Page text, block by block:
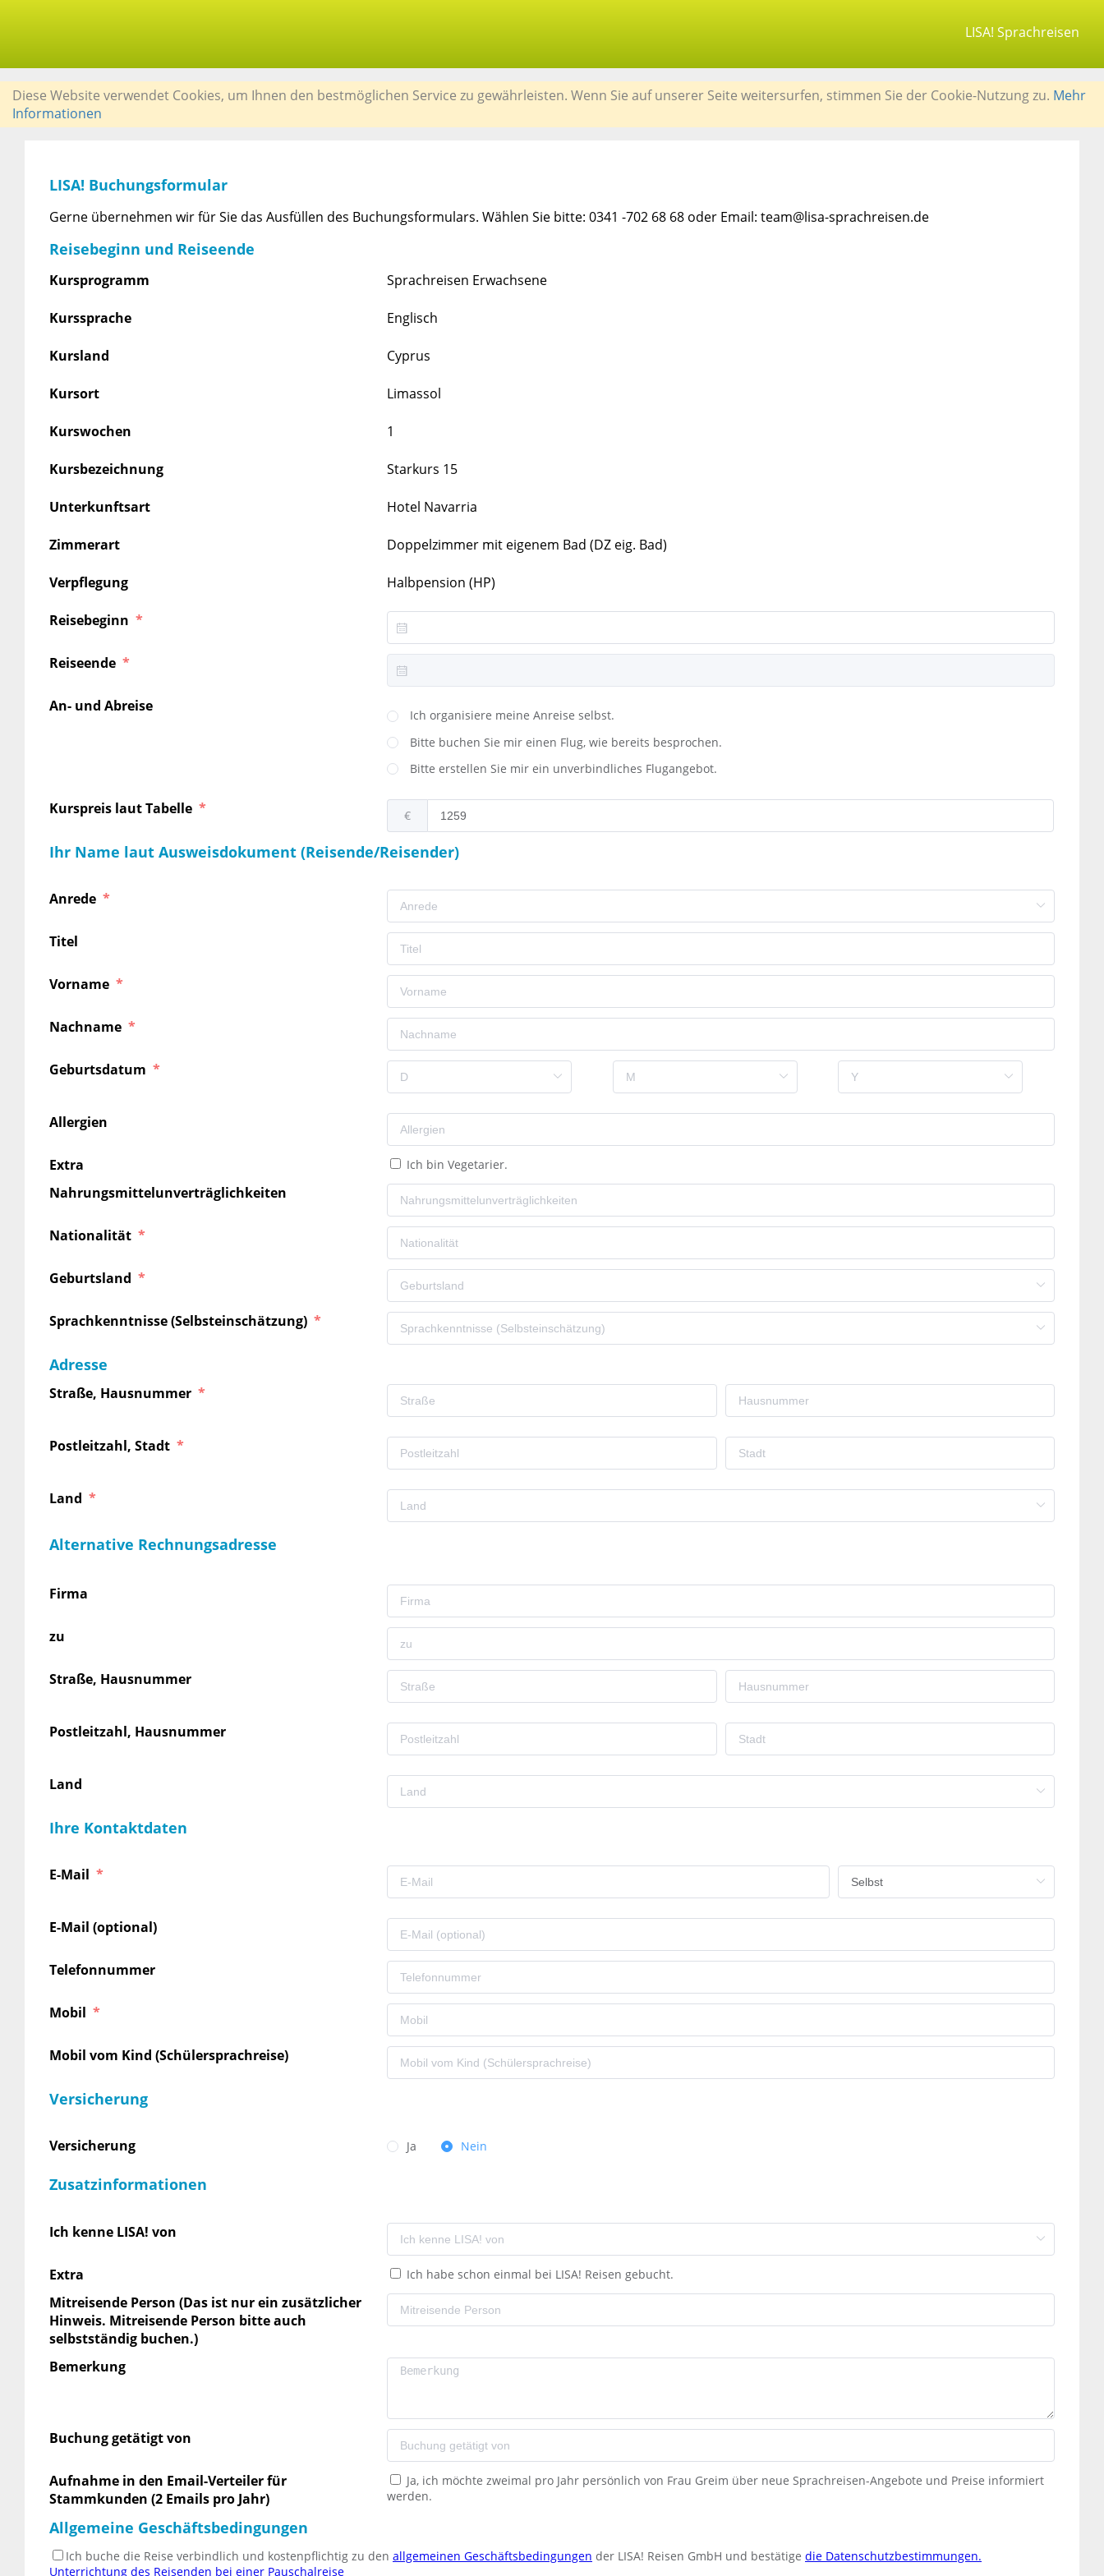
LISA! Sprachreisen
Diese Website verwendet Cookies, um Ihnen den bestmöglichen Service zu gewährleisten. Wenn Sie auf unserer Seite weitersurfen, stimmen Sie der Cookie-Nutzung zu. Mehr
Informationen
LISA! Buchungsformular
Gerne übernehmen wir für Sie das Ausfüllen des Buchungsformulars. Wählen Sie bitte: 0341 -702 68 68 oder Email: team@lisa-sprachreisen.de
Reisebeginn und Reiseende
Kursprogramm Sprachreisen Erwachsene
Kurssprache Englisch
Kursland Cyprus
Kursort Limassol
Kurswochen 1
Kursbezeichnung Starkurs 15
Unterkunftsart Hotel Navarria
Zimmerart Doppelzimmer mit eigenem Bad (DZ eig. Bad)
Verpflegung Halbpension (HP)
Reisebeginn
Reiseende
An- und Abreise
Ich organisiere meine Anreise selbst.
Bitte buchen Sie mir einen Flug, wie bereits besprochen.
Bitte erstellen Sie mir ein unverbindliches Flugangebot.
Kurspreis laut Tabelle €
Ihr Name laut Ausweisdokument (Reisende/Reisender)
Anrede
Titel
Vorname
Nachname
Geburtsdatum
Allergien
Extra Ich bin Vegetarier.
Nahrungsmittelunverträglichkeiten
Nationalität
Geburtsland
Sprachkenntnisse (Selbsteinschätzung)
Adresse
Straße, Hausnummer
Postleitzahl, Stadt
Land
Alternative Rechnungsadresse
Firma
zu
Straße, Hausnummer
Postleitzahl, Hausnummer
Land
Ihre Kontaktdaten
E-Mail
E-Mail (optional)
Telefonnummer
Mobil
Mobil vom Kind (Schülersprachreise)
Versicherung
Versicherung Ja Nein
Zusatzinformationen
Ich kenne LISA! von
Extra Ich habe schon einmal bei LISA! Reisen gebucht.
Mitreisende Person (Das ist nur ein zusätzlicher
Hinweis. Mitreisende Person bitte auch
selbstständig buchen.)
Bemerkung
Buchung getätigt von
Aufnahme in den Email-Verteiler für
Stammkunden (2 Emails pro Jahr)
Ja, ich möchte zweimal pro Jahr persönlich von Frau Greim über neue Sprachreisen-Angebote und Preise informiert
werden.
Allgemeine Geschäftsbedingungen
Ich buche die Reise verbindlich und kostenpflichtig zu den allgemeinen Geschäftsbedingungen der LISA! Reisen GmbH und bestätige die Datenschutzbestimmungen.
Unterrichtung des Reisenden bei einer Pauschalreise